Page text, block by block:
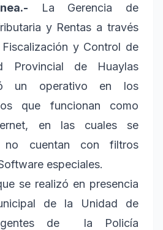
La Gerencia de
y Rentas a través
y Control de
Provincial de Huaylas
un operativo en los
que funcionan como
en las cuales se
cuentan con filtros
especiales.
se realizó en presencia
de la Unidad de
agentes de la Policía